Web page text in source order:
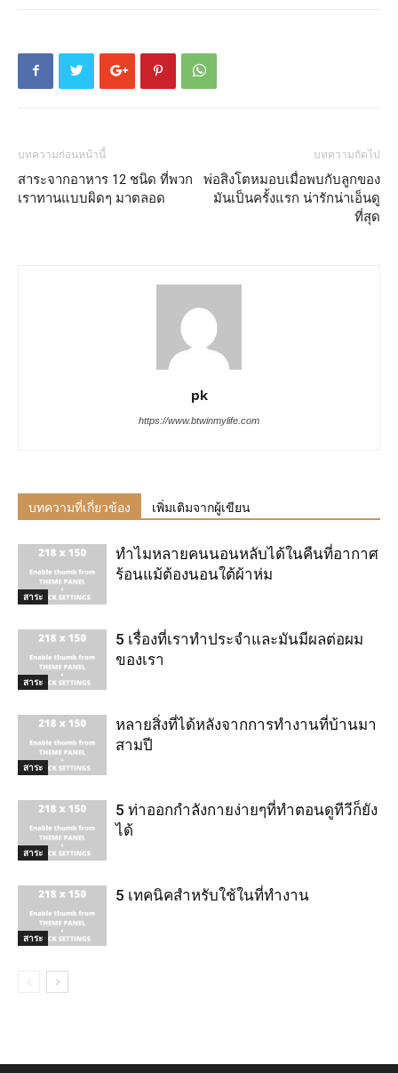
บทความก่อนหน้านี้
สาระจากอาหาร 12 ชนิด ที่พวก
เราทานแบบผิดๆ มาตลอด
บทความถัดไป
พ่อสิงโตหมอบเมื่อพบกับลูกของ
มันเป็นครั้งแรก น่ารักน่าเอ็นดู
ที่สุด
pk
https://www.btwinmylife.com
บทความที่เกี่ยวข้อง เพิ่มเติมจากผู้เขียน
สาระ
ทำไมหลายคนนอนหลับได้ในคืนที่อากาศ
ร้อนแม้ต้องนอนใต้ผ้าห่ม
สาระ
5 เรื่องที่เราทำประจำและมันมีผลต่อผม
ของเรา
สาระ
หลายสิ่งที่ได้หลังจากการทำงานที่บ้านมา
สามปี
สาระ
5 ท่าออกกำลังกายง่ายๆที่ทำตอนดูทีวีก็ยัง
ได้
สาระ
5 เทคนิคสำหรับใช้ในที่ทำงาน